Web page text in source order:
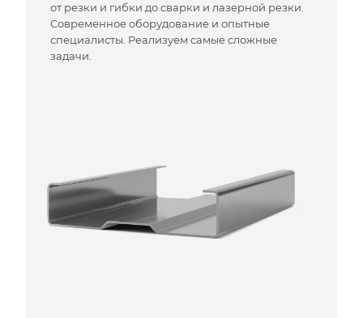
от резки и гибки до сварки и лазерной резки.
Современное оборудование и опытные
специалисты. Реализуем самые сложные
задачи.